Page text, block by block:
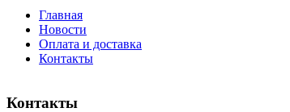
Главная
Новости
Оплата и доставка
Контакты
Контакты